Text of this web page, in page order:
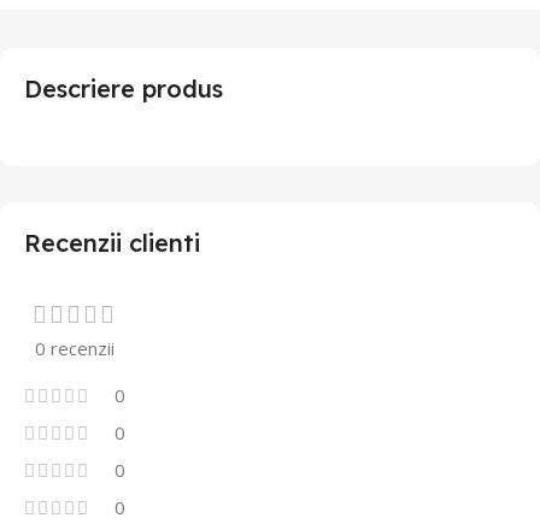
Descriere produs
Recenzii clienti
0 recenzii
0
0
0
0